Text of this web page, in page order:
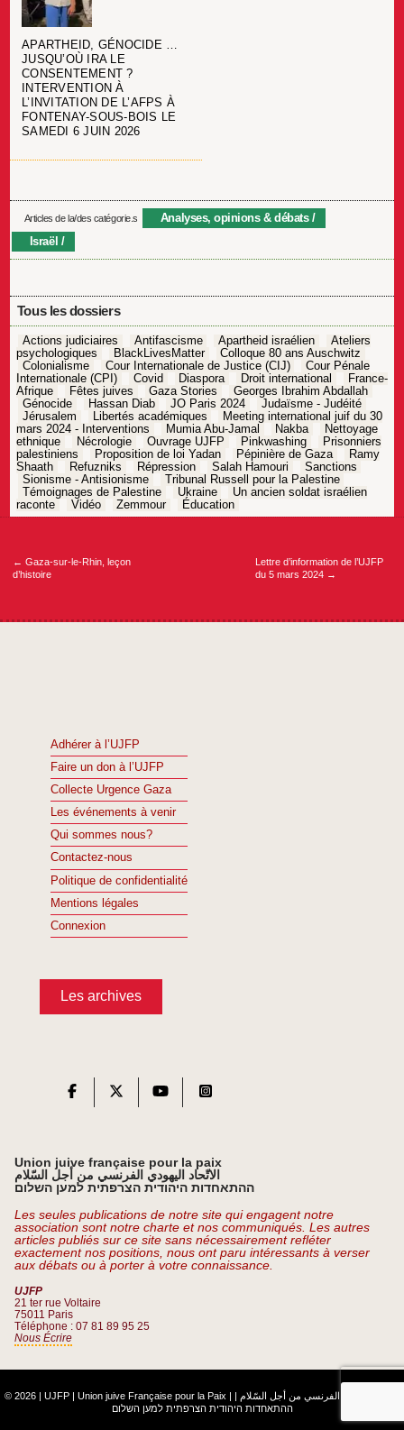
APARTHEID, GÉNOCIDE …
JUSQU’OÙ IRA LE
CONSENTEMENT ?
INTERVENTION À
L’INVITATION DE L’AFPS À
FONTENAY-SOUS-BOIS LE
SAMEDI 6 JUIN 2026
Articles de la/des catégorie.s
Analyses, opinions & débats
Israël
Tous les dossiers
Actions judiciaires Antifascisme Apartheid israélien
Ateliers
psychologiques
BlackLivesMatter
Colloque 80 ans Auschwitz
Colonialisme
Cour Internationale de Justice (CIJ)
Cour Pénale
Internationale (CPI)
Covid Diaspora Droit international
France-
Afrique
Fêtes juives Gaza Stories
Georges Ibrahim Abdallah
Génocide
Hassan Diab JO Paris 2024
Judaïsme - Judéité
Jérusalem
Libertés académiques
Meeting international juif du 30
mars 2024 - Interventions
Mumia Abu-Jamal Nakba
Nettoyage
ethnique
Nécrologie Ouvrage UJFP Pinkwashing
Prisonniers
palestiniens
Proposition de loi Yadan Pépinière de Gaza
Ramy
Shaath
Refuzniks Répression Salah Hamouri
Sanctions
Sionisme - Antisionisme
Tribunal Russell pour la Palestine
Témoignages de Palestine
Ukraine
Un ancien soldat israélien
raconte
Vidéo Zemmour Éducation
Navigation
← Gaza-sur-le-Rhin, leçon
d’histoire
Lettre d’information de l’UJFP
du 5 mars 2024 →
Adhérer à l’UJFP
Faire un don à l’UJFP
Collecte Urgence Gaza
Les événements à venir
Qui sommes nous?
Contactez-nous
Politique de confidentialité
Mentions légales
Connexion
Les archives
Union juive française pour la paix
الاتّحاد اليهودي الفرنسي من أجل السّلام
ההתאחדות היהודית הצרפתית למען השלום
Les seules publications de notre site qui engagent notre
association sont notre charte et nos communiqués. Les autres
articles publiés sur ce site sans nécessairement refléter
exactement nos positions, nous ont paru intéressants à verser
aux débats ou à porter à votre connaissance.
UJFP
21 ter rue Voltaire
75011 Paris
Téléphone : 07 81 89 95 25
Nous Écrire
© 2026 | UJFP | Union juive Française pour la Paix | الاتّحاد اليهودي الفرنسي من أجل السّلام |
ההתאחדות היהודית הצרפתית למען השלום